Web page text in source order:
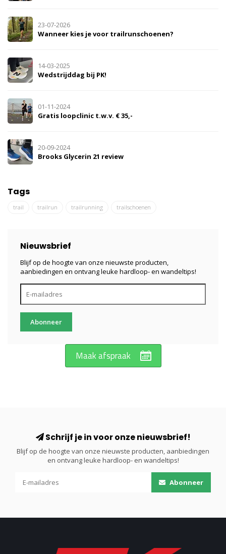
23-07-2026
Wanneer kies je voor trailrunschoenen?
14-03-2025
Wedstrijddag bij PK!
01-11-2024
Gratis loopclinic t.w.v. € 35,-
20-09-2024
Brooks Glycerin 21 review
Tags
trail trailrun trailrunning trailschoenen
Nieuwsbrief
Blijf op de hoogte van onze nieuwste producten,
aanbiedingen en ontvang leuke hardloop- en wandeltips!
Abonneer
Maak afspraak
Schrijf je in voor onze nieuwsbrief!
Blijf op de hoogte van onze nieuwste producten, aanbiedingen
en ontvang leuke hardloop- en wandeltips!
Abonneer